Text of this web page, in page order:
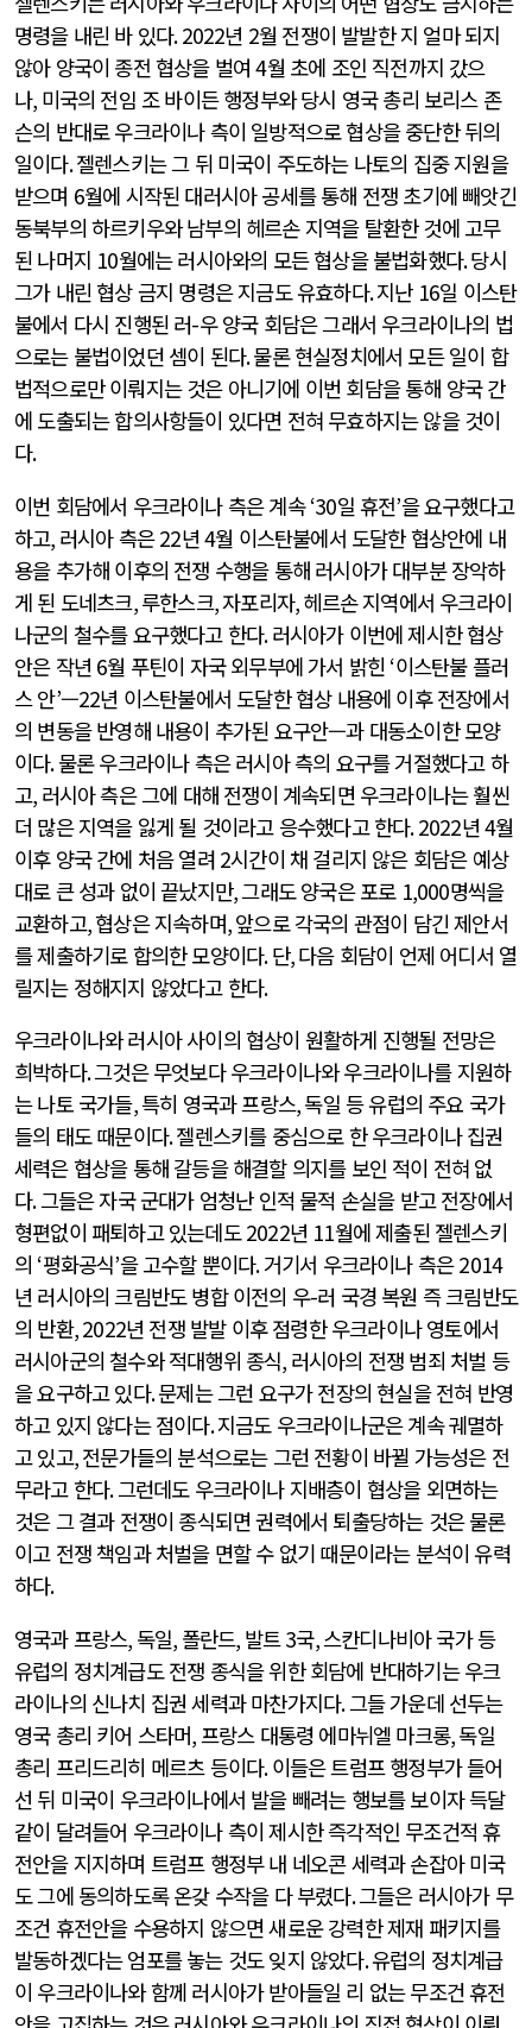
명령을 내린 바 있다. 2022년 2월 전쟁이 발발한 지 얼마 되지
않아 양국이 종전 협상을 벌여4월 초에 조인 직전까지 갔으
나, 미국의 전임 조 바이든 행정부와 당시 영국 총리 보리스 존
슨의 반대로 우크라이나 측이 일방적으로 협상을 중단한 뒤의
일이다.젤렌스키는 그 뒤 미국이 주도하는 나토의 집중 지원을
받으며 6월에 시작된 대러시아 공세를 통해 전쟁 초기에 빼앗긴
동북부의 하르키우와 남부의 헤르손 지역을 탈환한 것에 고무
된 나머지 10월에는 러시아와의 모든 협상을 불법화했다.당시
그가 내린 협상 금지 명령은 지금도 유효하다.지난 16일 이스탄
불에서 다시 진행된 러-우 양국 회담은 그래서 우크라이나의 법
으로는 불법이었던 셈이 된다.물론 현실정치에서 모든 일이 합
법적으로만 이뤄지는 것은 아니기에 이번 회담을 통해 양국 간
에 도출되는 합의사항들이 있다면 전혀 무효하지는 않을 것이
다.
이번 회담에서 우크라이나 측은 계속‘30일 휴전’을 요구했다고
하고, 러시아 측은22년4월 이스탄불에서 도달한 협상안에 내
용을 추가해 이후의 전쟁 수행을 통해 러시아가 대부분 장악하
게 된 도네츠크,루한스크,자포리자,헤르손 지역에서 우크라이
나군의 철수를 요구했다고 한다.러시아가 이번에 제시한 협상
안은 작년 6월 푸틴이 자국 외무부에 가서 밝힌 ‘이스탄불 플러
스 안’—22년 이스탄불에서 도달한 협상 내용에 이후 전장에서
의 변동을 반영해 내용이 추가된 요구안—과 대동소이한 모양
이다.물론 우크라이나 측은 러시아 측의 요구를 거절했다고 하
고, 러시아 측은 그에 대해 전쟁이 계속되면 우크라이나는 훨씬
더 많은 지역을 잃게 될 것이라고 응수했다고 한다. 2022년4월
이후 양국 간에 처음 열려 2시간이 채 걸리지 않은 회담은 예상
대로 큰 성과 없이 끝났지만,그래도 양국은 포로 1,000명씩을
교환하고,협상은 지속하며,앞으로 각국의 관점이 담긴 제안서
를 제출하기로 합의한 모양이다.단,다음 회담이 언제 어디서 열
릴지는 정해지지 않았다고 한다.
우크라이나와 러시아 사이의 협상이 원활하게 진행될 전망은
희박하다.그것은 무엇보다 우크라이나와 우크라이나를 지원하
는 나토 국가들,특히 영국과 프랑스,독일 등 유럽의 주요 국가
들의 태도 때문이다.젤렌스키를 중심으로 한 우크라이나 집권
세력은 협상을 통해 갈등을 해결할 의지를 보인 적이 전혀 없
다.그들은 자국 군대가 엄청난 인적 물적 손실을 받고 전장에서
형편없이 패퇴하고 있는데도2022년 11월에 제출된 젤렌스키
의 ‘평화공식’을 고수할 뿐이다.거기서 우크라이나 측은2014
년 러시아의 크림반도 병합 이전의 우-러 국경 복원 즉 크림반도
의 반환, 2022년 전쟁 발발 이후 점령한 우크라이나 영토에서
러시아군의 철수와 적대행위 종식, 러시아의 전쟁 범죄 처벌 등
을 요구하고 있다.문제는 그런 요구가 전장의 현실을 전혀 반영
하고 있지 않다는 점이다.지금도 우크라이나군은 계속 궤멸하
고 있고,전문가들의 분석으로는 그런 전황이 바뀔 가능성은 전
무라고 한다.그런데도 우크라이나 지배층이 협상을 외면하는
것은 그 결과 전쟁이 종식되면 권력에서 퇴출당하는 것은 물론
이고 전쟁 책임과 처벌을 면할 수 없기 때문이라는 분석이 유력
하다.
영국과 프랑스, 독일, 폴란드, 발트3국,스칸디나비아 국가 등
유럽의 정치계급도 전쟁 종식을 위한 회담에 반대하기는 우크
라이나의 신나치 집권 세력과 마찬가지다.그들 가운데 선두는
영국 총리 키어 스타머,프랑스 대통령 에마뉘엘 마크롱,독일
총리 프리드리히 메르츠 등이다.이들은 트럼프 행정부가 들어
선 뒤 미국이 우크라이나에서 발을 빼려는 행보를 보이자 득달
같이 달려들어 우크라이나 측이 제시한 즉각적인 무조건적 휴
전안을 지지하며 트럼프 행정부 내 네오콘 세력과 손잡아 미국
도 그에 동의하도록 온갖 수작을 다 부렸다.그들은 러시아가 무
조건 휴전안을 수용하지 않으면 새로운 강력한 제재 패키지를
발동하겠다는 엄포를 놓는 것도 잊지 않았다.유럽의 정치계급
이 우크라이나와 함께 러시아가 받아들일 리 없는 무조건 휴전